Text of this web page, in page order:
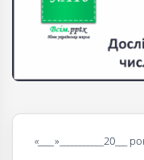
«____ »___________20___